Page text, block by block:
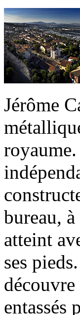
Jérôme
bureau,
atteint
ses
découvre
entassés